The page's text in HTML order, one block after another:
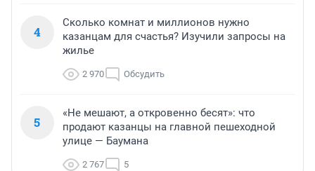
4
Сколько комнат и миллионов нужно
казанцам для счастья? Изучили запросы на
жилье
2 970 Обсудить
5
«Не мешают, а откровенно бесят»: что
продают казанцы на главной пешеходной
улице — Баумана
2 767 5